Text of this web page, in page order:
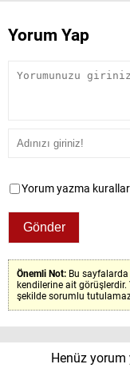
Yorum Yap
Yorum yazma
Önemli Not: Bu sayfalarda
kendilerine ait
şekilde sorumlu
Henüz yorum